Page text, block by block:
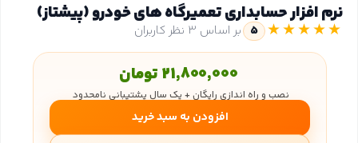
نرم افزار حسابداری تعمیرگاه های خودرو (پیشتاز)
★★★★★
5 بر اساس 3 نظر کاربران
نصب و راه اندازی رایگان + یک سال پشتیبانی نامحدود
افزودن به سبد خرید